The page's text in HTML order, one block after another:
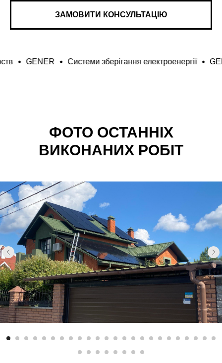
ЗАМОВИТИ КОНСУЛЬТАЦІЮ
GENER Системи зберігання
ФОТО ОСТАННІХ
ВИКОНАНИХ РОБІТ
Енергонезалежність
домогосподарств
Системи зберігання
електроенергії
Енергоефективність
підприємств
СЕС під ключ
+38 050 5995 334